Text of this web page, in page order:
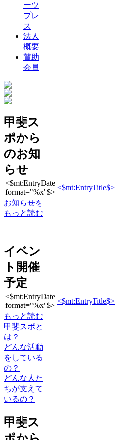
ーツ
プレ
ス
法人
概要
賛助
会員
甲斐ス
ポから
のお知
らせ
<$mt:EntryDate
format="%x"$>
<$mt:EntryTitle$>
お知らせを
もっと読む
イベン
ト開催
予定
<$mt:EntryDate
format="%x"$>
<$mt:EntryTitle$>
もっと読む
甲斐スポと
は？
どんな活動
をしている
の？
どんな人た
ちが支えて
いるの？
甲斐ス